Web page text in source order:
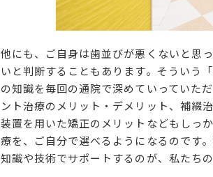
他にも、ご自身は歯並びが悪くないと思
いと判断することもあります。そういう
の知識を毎回の通院で深めていっていた
ント治療のメリット・デメリット、補綴
装置を用いた矯正のメリットなどもしっ
療を、ご自分で選べるようになるのです
知識や技術でサポートするのが、私たち